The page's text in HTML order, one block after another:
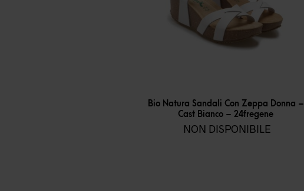
Bio Natura Sandali Con Zeppa Donna –
Cast Bianco – 24fregene
NON DISPONIBILE